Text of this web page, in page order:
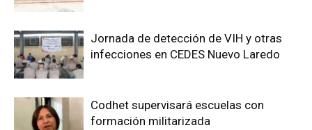
Jornada de detección de VIH y otras
infecciones en CEDES Nuevo Laredo
Codhet supervisará escuelas con
formación militarizada